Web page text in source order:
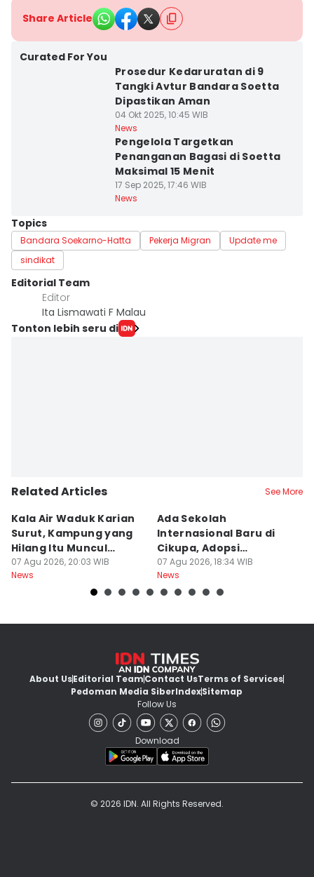
Share Article
Curated For You
Prosedur Kedaruratan di 9
Tangki Avtur Bandara Soetta
Dipastikan Aman
04 Okt 2025, 10:45 WIB
News
Pengelola Targetkan
Penanganan Bagasi di Soetta
Maksimal 15 Menit
17 Sep 2025, 17:46 WIB
News
Topics
Bandara Soekarno-Hatta Pekerja Migran
Update me
sindikat
Editorial Team
Editor
Ita Lismawati F Malau
Tonton lebih seru di
Related Articles See More
Kala Air Waduk Karian
Surut, Kampung yang
Hilang Itu Muncul
Kembali
07 Agu 2026, 20:03 WIB
News
Ada Sekolah
Internasional Baru di
Cikupa, Adopsi
Kurikulum Singapura
07 Agu 2026, 18:34 WIB
News
About UsEditorial TeamContact UsTerms of Services
Pedoman Media SiberIndexSitemap
Follow Us
Download
© 2026 IDN. All Rights Reserved.